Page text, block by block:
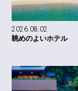
2026.08.02
眺めのよいホテル